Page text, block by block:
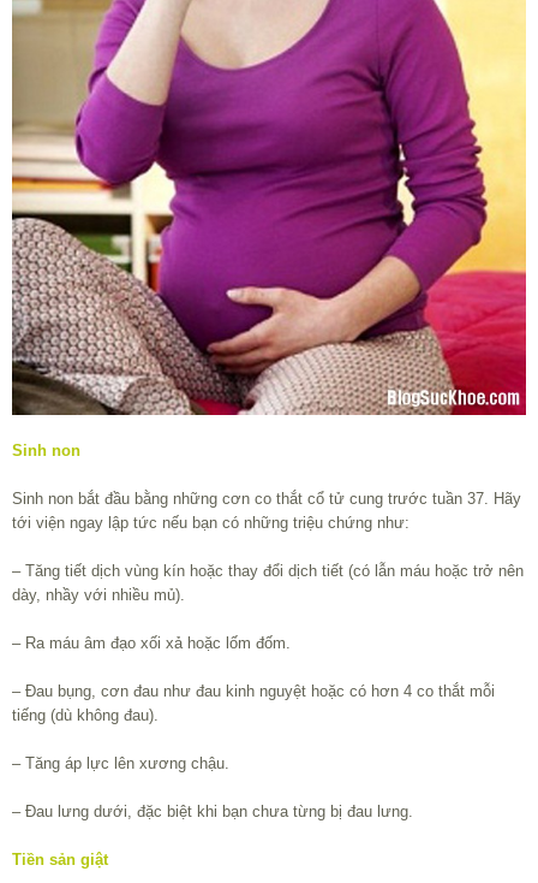
Sinh non
Sinh non bắt đầu bằng những cơn co thắt cổ tử cung trước tuần 37. Hãy
tới viện ngay lập tức nếu bạn có những triệu chứng như:
– Tăng tiết dịch vùng kín hoặc thay đổi dịch tiết (có lẫn máu hoặc trở nên
dày, nhầy với nhiều mủ).
– Ra máu âm đạo xối xả hoặc lốm đốm.
– Đau bụng, cơn đau như đau kinh nguyệt hoặc có hơn 4 co thắt mỗi
tiếng (dù không đau).
– Tăng áp lực lên xương chậu.
– Đau lưng dưới, đặc biệt khi bạn chưa từng bị đau lưng.
Tiền sản giật